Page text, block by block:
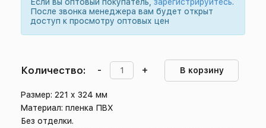
После звонка менеджера вам будет открыт
доступ к просмотру оптовых цен
Количество: - + В корзину
Размер: 221 х 324 мм
Материал: пленка ПВХ
Без отделки.